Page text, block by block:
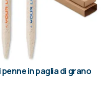
penne in paglia di grano